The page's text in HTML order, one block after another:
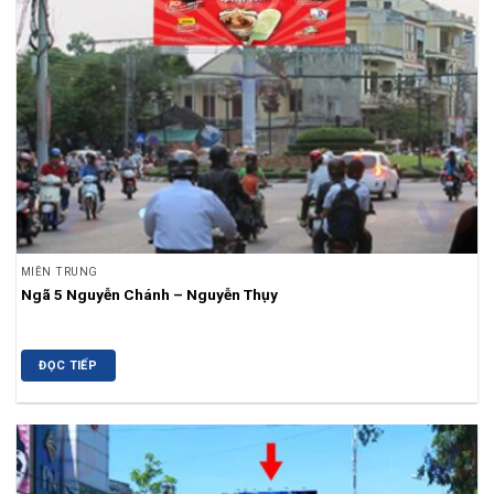
MIỀN TRUNG
Ngã 5 Nguyễn Chánh – Nguyễn Thụy
ĐỌC TIẾP